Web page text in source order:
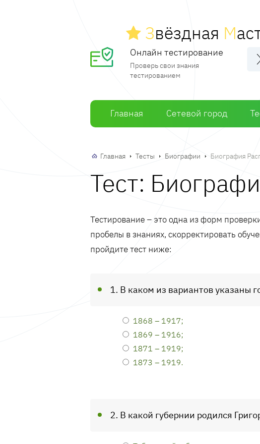
Звёздная М
Онлайн тестирование
Проверь свои знания
тестированием
Главная Сетевой город
Главная Тесты Биографии Биография
Тест:
Тестирование – это одна из форм
пробелы в знаниях, скорректировать
пройдите тест ниже:
1. В каком из вариантов указаны
1868 – 1917;
1869 – 1916;
1871 – 1919;
1873 – 1919.
2. В какой губернии родился